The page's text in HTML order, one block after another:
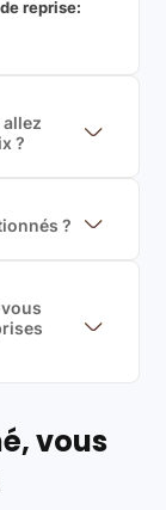
reprise:
allez
?
nous
de
?
partenaires
vous